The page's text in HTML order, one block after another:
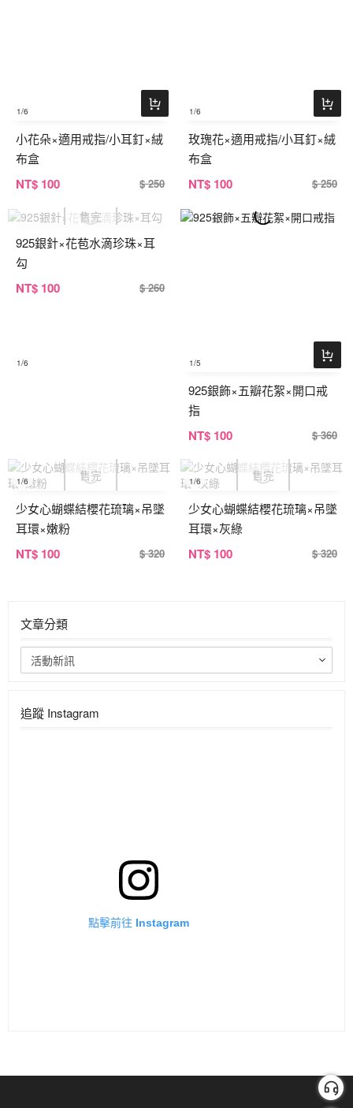
1/6
小花朵×適用戒指/小耳釘×絨
布盒
NT$ 100 $ 250
1/6
玫瑰花×適用戒指/小耳釘×絨
布盒
NT$ 100 $ 250
1/6
925銀針×花苞水滴珍珠×耳
勾
NT$ 100 $ 260
1/5
925銀飾×五瓣花絮×開口戒
指
NT$ 100 $ 360
1/6
少女心蝴蝶結櫻花琉璃×吊墜
耳環×嫩粉
NT$ 100 $ 320
1/6
少女心蝴蝶結櫻花琉璃×吊墜
耳環×灰綠
NT$ 100 $ 320
文章分類
活動新訊
追蹤 Instagram
點擊前往 Instagram